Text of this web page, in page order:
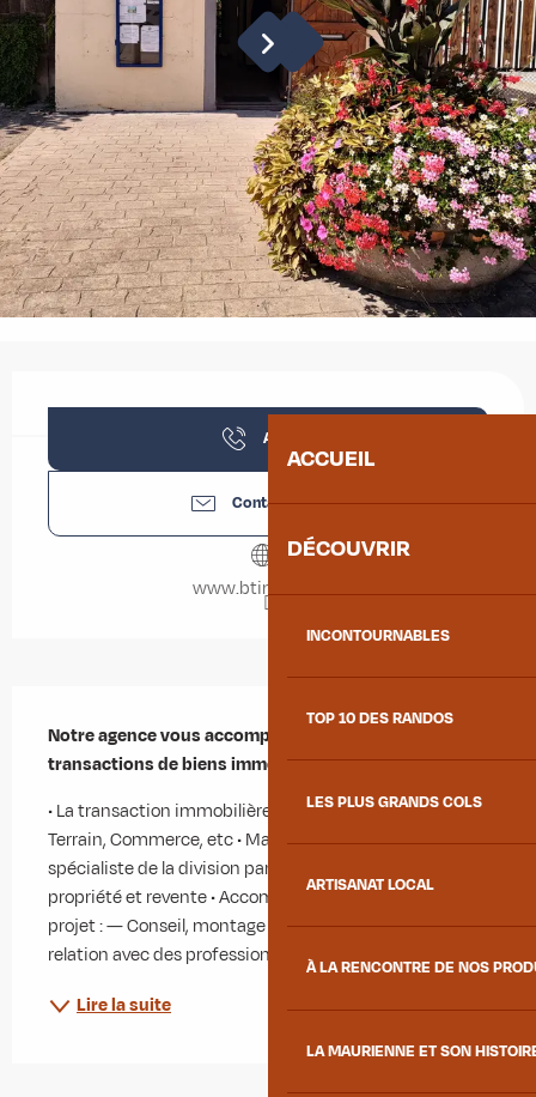
ACCUEIL
DÉCOUVRIR
INCONTOURNABLES
TOP 10 DES RANDOS
LES PLUS GRANDS COLS
ARTISANAT LOCAL
À LA RENCONTRE DE NOS
LA MAURIENNE ET SON
Appeler
Contactez-nous
www.btimmo.com
Notre agence vous accompagne dans toutes vos
transactions de biens immobiliers.
• La transaction immobilière : — Maison, Appartement,
Terrain, Commerce, etc • Marchant de biens,
spécialiste de la division parcellaire : — Achat de
propriété et revente • Accompagnement dans votre
projet : — Conseil, montage et Suivie du projet, Mise en
relation avec des professionnels, etc.
Lire la suite